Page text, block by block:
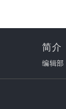
简介
编辑